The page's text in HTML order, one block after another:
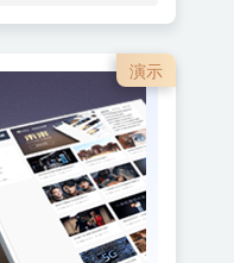
演示